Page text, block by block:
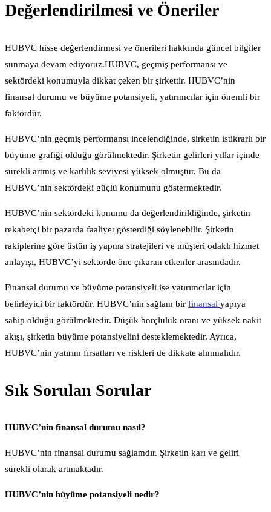
Değerlendirilmesi ve Öneriler
HUBVC hisse değerlendirmesi ve önerileri hakkında güncel bilgiler
sunmaya devam ediyoruz.HUBVC, geçmiş performansı ve
sektördeki konumuyla dikkat çeken bir şirkettir. HUBVC’nin
finansal durumu ve büyüme potansiyeli, yatırımcılar için önemli bir
faktördür.
HUBVC’nin geçmiş performansı incelendiğinde, şirketin istikrarlı bir
büyüme grafiği olduğu görülmektedir. Şirketin gelirleri yıllar içinde
sürekli artmış ve karlılık seviyesi yüksek olmuştur. Bu da
HUBVC’nin sektördeki güçlü konumunu göstermektedir.
HUBVC’nin sektördeki konumu da değerlendirildiğinde, şirketin
rekabetçi bir pazarda faaliyet gösterdiği söylenebilir. Şirketin
rakiplerine göre üstün iş yapma stratejileri ve müşteri odaklı hizmet
anlayışı, HUBVC’yi sektörde öne çıkaran etkenler arasındadır.
Finansal durumu ve büyüme potansiyeli ise yatırımcılar için
belirleyici bir faktördür. HUBVC’nin sağlam bir finansal yapıya
sahip olduğu görülmektedir. Düşük borçluluk oranı ve yüksek nakit
akışı, şirketin büyüme potansiyelini desteklemektedir. Ayrıca,
HUBVC’nin yatırım fırsatları ve riskleri de dikkate alınmalıdır.
Sık Sorulan Sorular
HUBVC’nin finansal durumu nasıl?
HUBVC’nin finansal durumu sağlamdır. Şirketin karı ve geliri
sürekli olarak artmaktadır.
HUBVC’nin büyüme potansiyeli nedir?